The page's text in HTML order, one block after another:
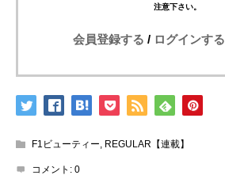
注意下さい。
会員登録する / ログインする
F1ビューティー, REGULAR【連載】
コメント: 0